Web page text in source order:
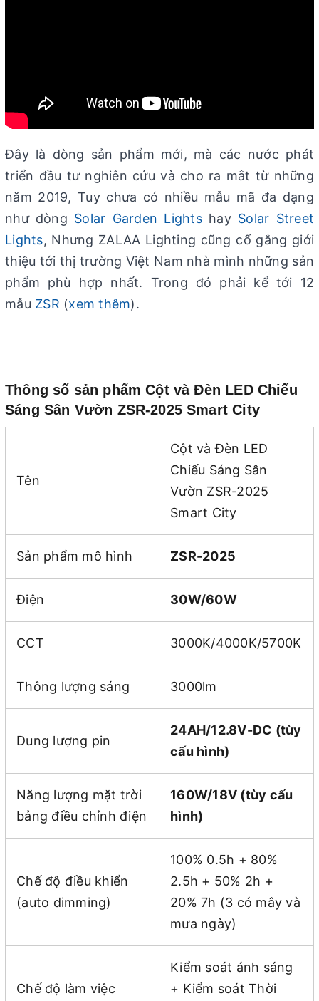
Đây là dòng sản phẩm mới, mà các nước phát
triển đầu tư nghiên cứu và cho ra mắt từ những
năm 2019, Tuy chưa có nhiều mẫu mã đa dạng
như dòng Solar Garden Lightshay Solar Street
Lights, Nhưng ZALAA Lighting cũng cố gắng giới
thiệu tới thị trường Việt Nam nhà mình những sản
phẩm phù hợp nhất. Trong đó phải kể tới 12
mẫu ZSR (xem thêm).
Thông số sản phẩm Cột và Đèn LED Chiếu
Sáng Sân Vườn ZSR-2025 Smart City
Tên
Cột và Đèn LED
Chiếu Sáng Sân
Vườn ZSR-2025
Smart City
Sản phẩm mô hình ZSR-2025
Điện 30W/60W
CCT 3000K/4000K/5700K
Thông lượng sáng 3000lm
Dung lượng pin
24AH/12.8V-DC (tùy
cấu hình)
Năng lượng mặt trời
bảng điều chỉnh điện
160W/18V (tùy cấu
hình)
Chế độ điều khiển
(auto dimming)
100% 0.5h + 80%
2.5h + 50% 2h +
20% 7h (3 có mây và
mưa ngày)
Chế độ làm việc
Kiểm soát ánh sáng
+ Kiểm soát Thời